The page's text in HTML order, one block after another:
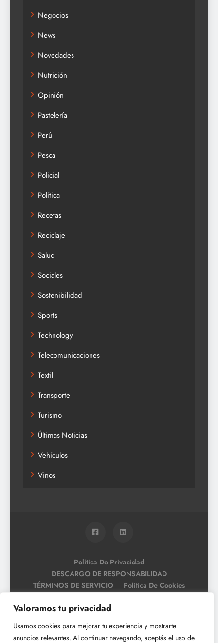
Valoramos tu privacidad
Usamos cookies para mejorar tu experiencia y mostrarte
anuncios relevantes. Al continuar navegando, aceptás el uso de
Negocios
News
Novedades
Nutrición
Opinión
Pastelería
Perú
Pesca
Policial
Política
Recetas
Reciclaje
Salud
Sociales
Sostenibilidad
Sports
Technology
Telecomunicaciones
Textil
Transporte
Turismo
Últimas Noticias
Vehículos
Vinos
Política De Privacidad
DESCARGO DE RESPONSABILIDAD
TÉRMINOS DE SERVICIO
Política De Cookies